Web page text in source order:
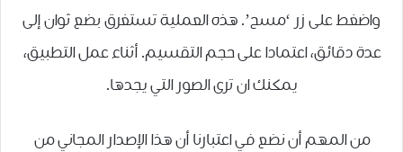
واضغط على زر ‘مسح’. هذه العملية تستغرق بضع ثوان إلى
عدة دقائق، اعتمادا على حجم التقسيم. أثناء عمل التطبيق،
يمكنك ان ترى الصور التي يجدها.
من المهم أن نضع في اعتبارنا أن هذا الإصدار المجاني من